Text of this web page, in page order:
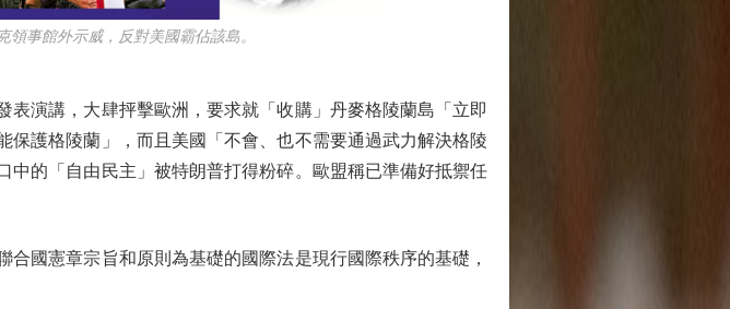
事館外示威，反對美國霸佔該島。
演講，大肆抨擊歐洲，要求就「收購」丹麥格陵蘭島「立即
護格陵蘭」，而且美國「不會、也不需要通過武力解決格陵
的「自由民主」被特朗普打得粉碎。歐盟稱已準備好抵禦任
憲章宗旨和原則為基礎的國際法是現行國際秩序的基礎，